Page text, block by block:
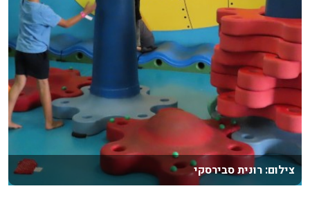
צילום: רונית סבירסקי